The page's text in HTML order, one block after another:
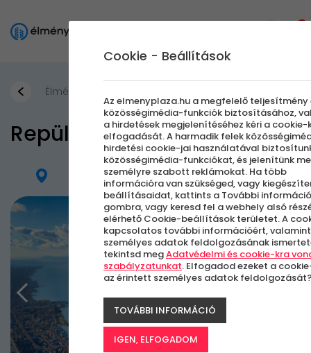
Élmények a Levegőben
Repülés a Balaton felett
Farkashegyi repülőtér
Cookie - Beállítások
Az elmenyplaza.hu a megfelelő teljesítmény
közösségimédia-funkciók biztosításához,
a hirdetések megjelenítéséhez kéri a cookie-
elfogadását. A harmadik felek
hirdetési cookie-jai használatával
közösségimédia-funkciókat, és jelenítünk
személyre szabott reklámokat. Ha több
információra van szükséged, vagy
beállításaidat, kattints a További információ
gombra, vagy keresd fel a webhely alsó
elérhető Cookie-beállítások területet. A
kapcsolatos további információért,
személyes adatok feldolgozásának
tekintsd megAdatvédelmi és cookie-kra
szabályzatunkat. Elfogadod ezeket a
az érintett személyes adatok
TOVÁBBI INFORMÁCIÓ
IGEN, ELFOGADOM